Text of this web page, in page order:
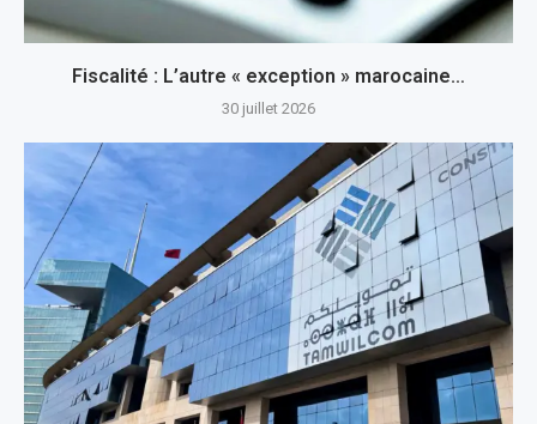
Fiscalité : L’autre « exception » marocaine…
30 juillet 2026